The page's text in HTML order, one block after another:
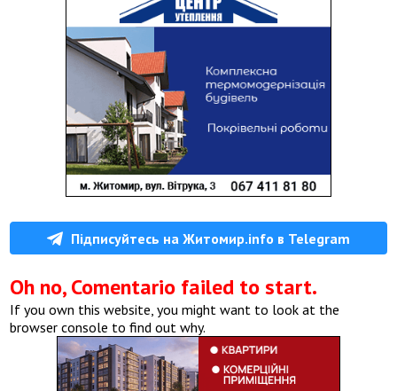
Підписуйтесь на Житомир.info в Telegram
Oh no, Comentario failed to start.
If you own this website, you might want to look at the
browser console to find out why.